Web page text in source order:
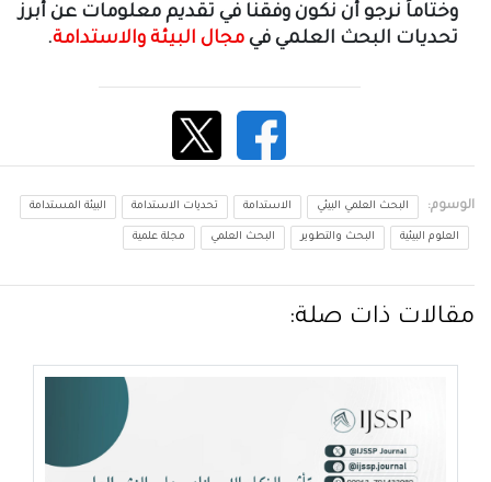
وختاماً نرجو أن نكون وفقنا في تقديم معلومات عن أبرز
تحديات البحث العلمي فيمجال البيئة والاستدامة.
الوسوم: البحث العلمي البيئي الاستدامة تحديات الاستدامة البيئة المستدامة
العلوم البيئية البحث والتطوير البحث العلمي مجلة علمية
مقالات ذات صلة: